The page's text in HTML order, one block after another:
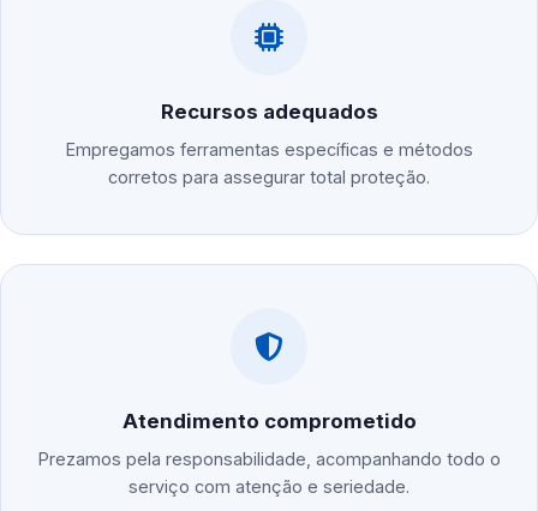
Recursos adequados
Empregamos ferramentas específicas e métodos
corretos para assegurar total proteção.
Atendimento comprometido
Prezamos pela responsabilidade, acompanhando todo o
serviço com atenção e seriedade.